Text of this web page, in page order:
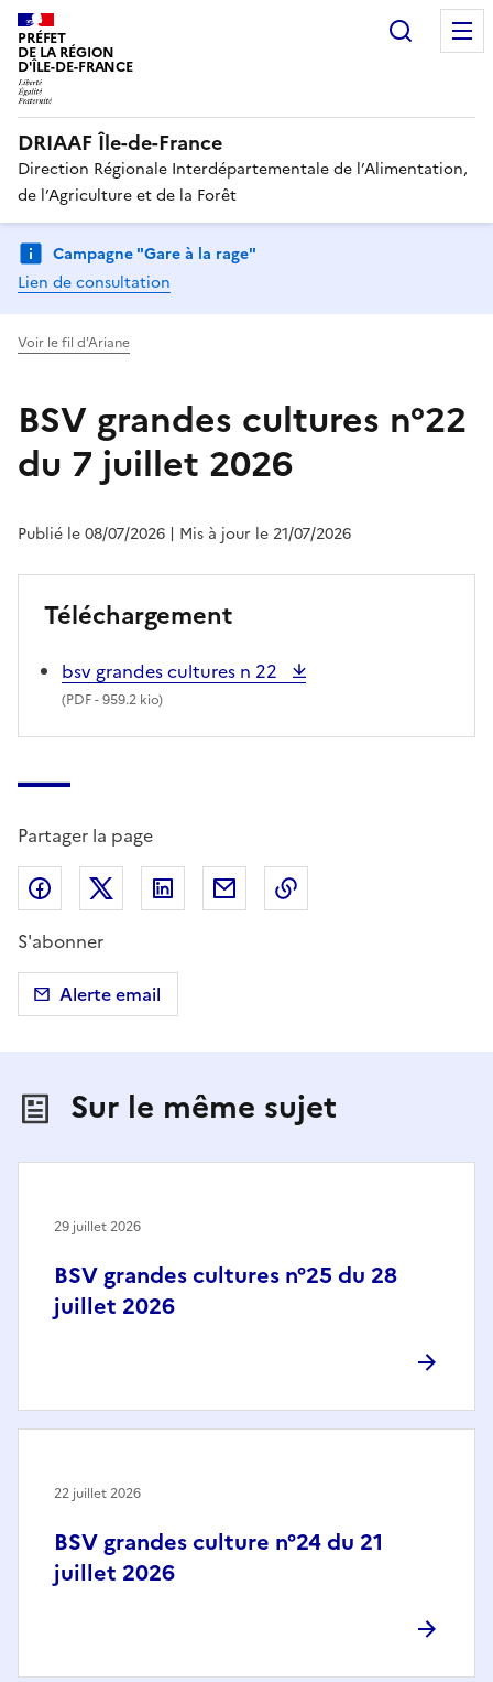
PRÉFET
DE LA RÉGION
D'ÎLE-DE-FRANCE
DRIAAF Île-de-France
Direction Régionale Interdépartementale de l’Alimentation,
de l’Agriculture et de la Forêt
Campagne "Gare à la rage"
Lien de consultation
Voir le fil d'Ariane
BSV grandes cultures n°22
du 7 juillet 2026
Publié le 08/07/2026 | Mis à jour le 21/07/2026
Téléchargement
bsv grandes cultures n 22
(PDF- 959.2 kio)
Partager la page
Partager sur Facebook
Partager sur X (anciennement Twitter)
Partager sur LinkedIn
Partager par email
S'abonner
Alerte email
Sur le même sujet
BSV grandes cultures n°25 du 28
juillet 2026
29 juillet 2026
BSV grandes culture n°24 du 21
juillet 2026
22 juillet 2026